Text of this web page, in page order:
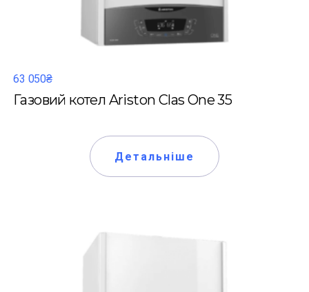
63 050₴
Газовий котел Ariston Clas One 35
Детальніше